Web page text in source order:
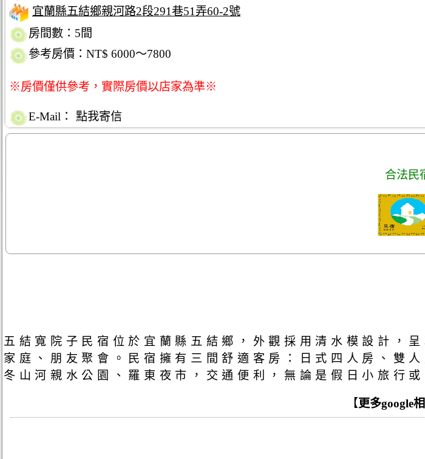
宜蘭縣五結鄉親河路2段291巷51弄60-2號
房間數：5間
參考房價：NT$ 6000～7800
※房價僅供參考，實際房價以店家為準※
E-Mail： 點我寄信
合法民
五結寬院子民宿位於宜蘭縣五結鄉，外觀採用清水模設計，
家庭、朋友聚會。民宿擁有三間舒適客房：日式四人房、雙
冬山河親水公園、羅東夜市，交通便利，無論是假日小旅行
【 更多google